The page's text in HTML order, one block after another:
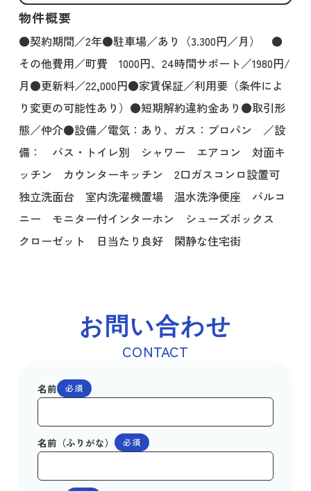
物件概要
●契約期間／2年●駐車場／あり（3.300円／月） ●
その他費用／町費 1000円、24時間サポート／1980円/
月●更新料／22,000円●家賃保証／利用要（条件によ
り変更の可能性あり）●短期解約違約金あり●取引形
態／仲介●設備／電気：あり、ガス：プロパン ／設
備： バス・トイレ別 シャワー エアコン 対面キ
ッチン カウンターキッチン 2口ガスコンロ設置可
独立洗面台 室内洗濯機置場 温水洗浄便座 バルコ
ニー モニター付インターホン シューズボックス
クローゼット 日当たり良好 閑静な住宅街
お問い合わせ
CONTACT
名前 必須
名前（ふりがな） 必須